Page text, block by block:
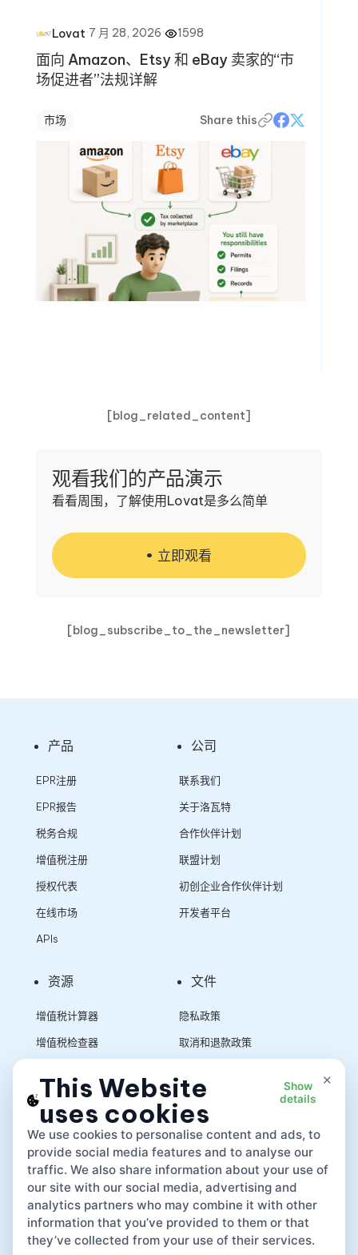
Lovat·7 月 28, 2026· 1598
面向 Amazon、Etsy 和 eBay 卖家的“市
场促进者”法规详解
市场 Share this
[blog_related_content]
观看我们的产品演示
看看周围，了解使用Lovat是多么简单
立即观看
[blog_subscribe_to_the_newsletter]
产品
EPR注册
EPR报告
税务合规
增值税注册
授权代表
在线市场
APIs
公司
联系我们
关于洛瓦特
合作伙伴计划
联盟计划
初创企业合作伙伴计划
开发者平台
资源
增值税计算器
增值税检查器
文件
隐私政策
取消和退款政策
App
×
This Website
uses cookies
Show
details
We use cookies to personalise content and ads, to
provide social media features and to analyse our
traffic. We also share information about your use of
our site with our social media, advertising and
analytics partners who may combine it with other
information that you’ve provided to them or that
they’ve collected from your use of their services.